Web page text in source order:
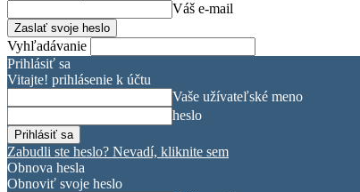
Váš e-mail
Vyhľadávanie
Prihlásiť sa
Vitajte! prihlásenie k účtu
Vaše užívateľské meno
heslo
Zabudli ste heslo? Nevadí, kliknite sem
Obnova hesla
Obnoviť svoje heslo